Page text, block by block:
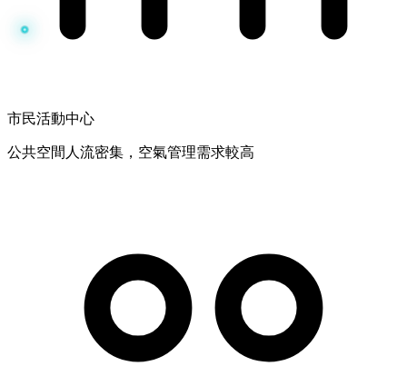
市民活動中心
公共空間人流密集，空氣管理需求較高